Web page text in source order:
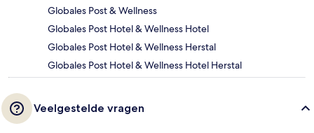
Globales Post & Wellness
Globales Post Hotel & Wellness Hotel
Globales Post Hotel & Wellness Herstal
Globales Post Hotel & Wellness Hotel Herstal
Veelgestelde vragen